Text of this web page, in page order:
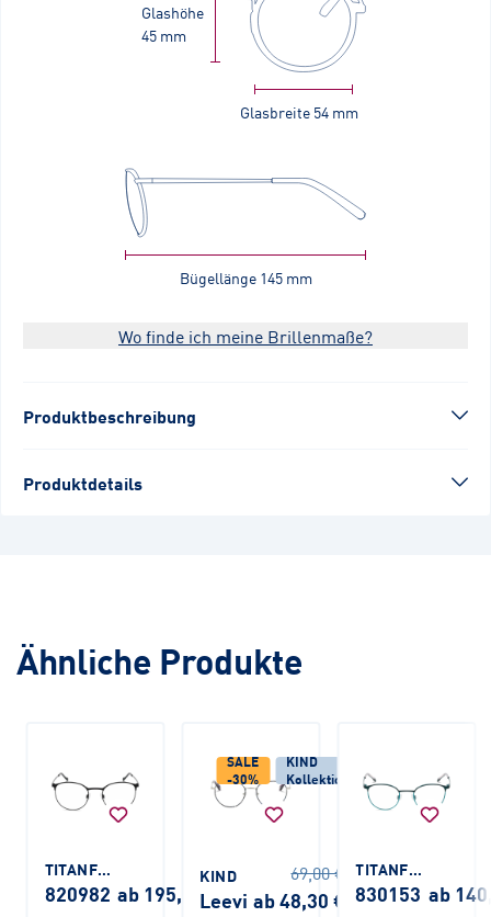
Glasbreite 54 mm
Glashöhe
45 mm
Bügellänge 145 mm
Wo finde ich meine Brillenmaße?
Produktbeschreibung
Produktdetails
Ähnliche Produkte
TITANFLEX
820982 ab 195,00 €
SALE
-30%
KIND
Kollektion
KIND
Leevi
69,00 €
ab 48,30 €
TITANFLEX KIDS
830153 ab